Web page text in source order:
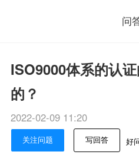
问
ISO9000体系的认
的？
2022-02-09 11:20
关注问题 写回答 好